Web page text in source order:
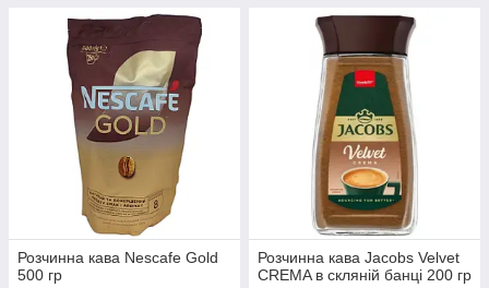
Розчинна кава Nescafe Gold
500 гр
Розчинна кава Jacobs Velvet
CREMA в скляній банці 200 гр